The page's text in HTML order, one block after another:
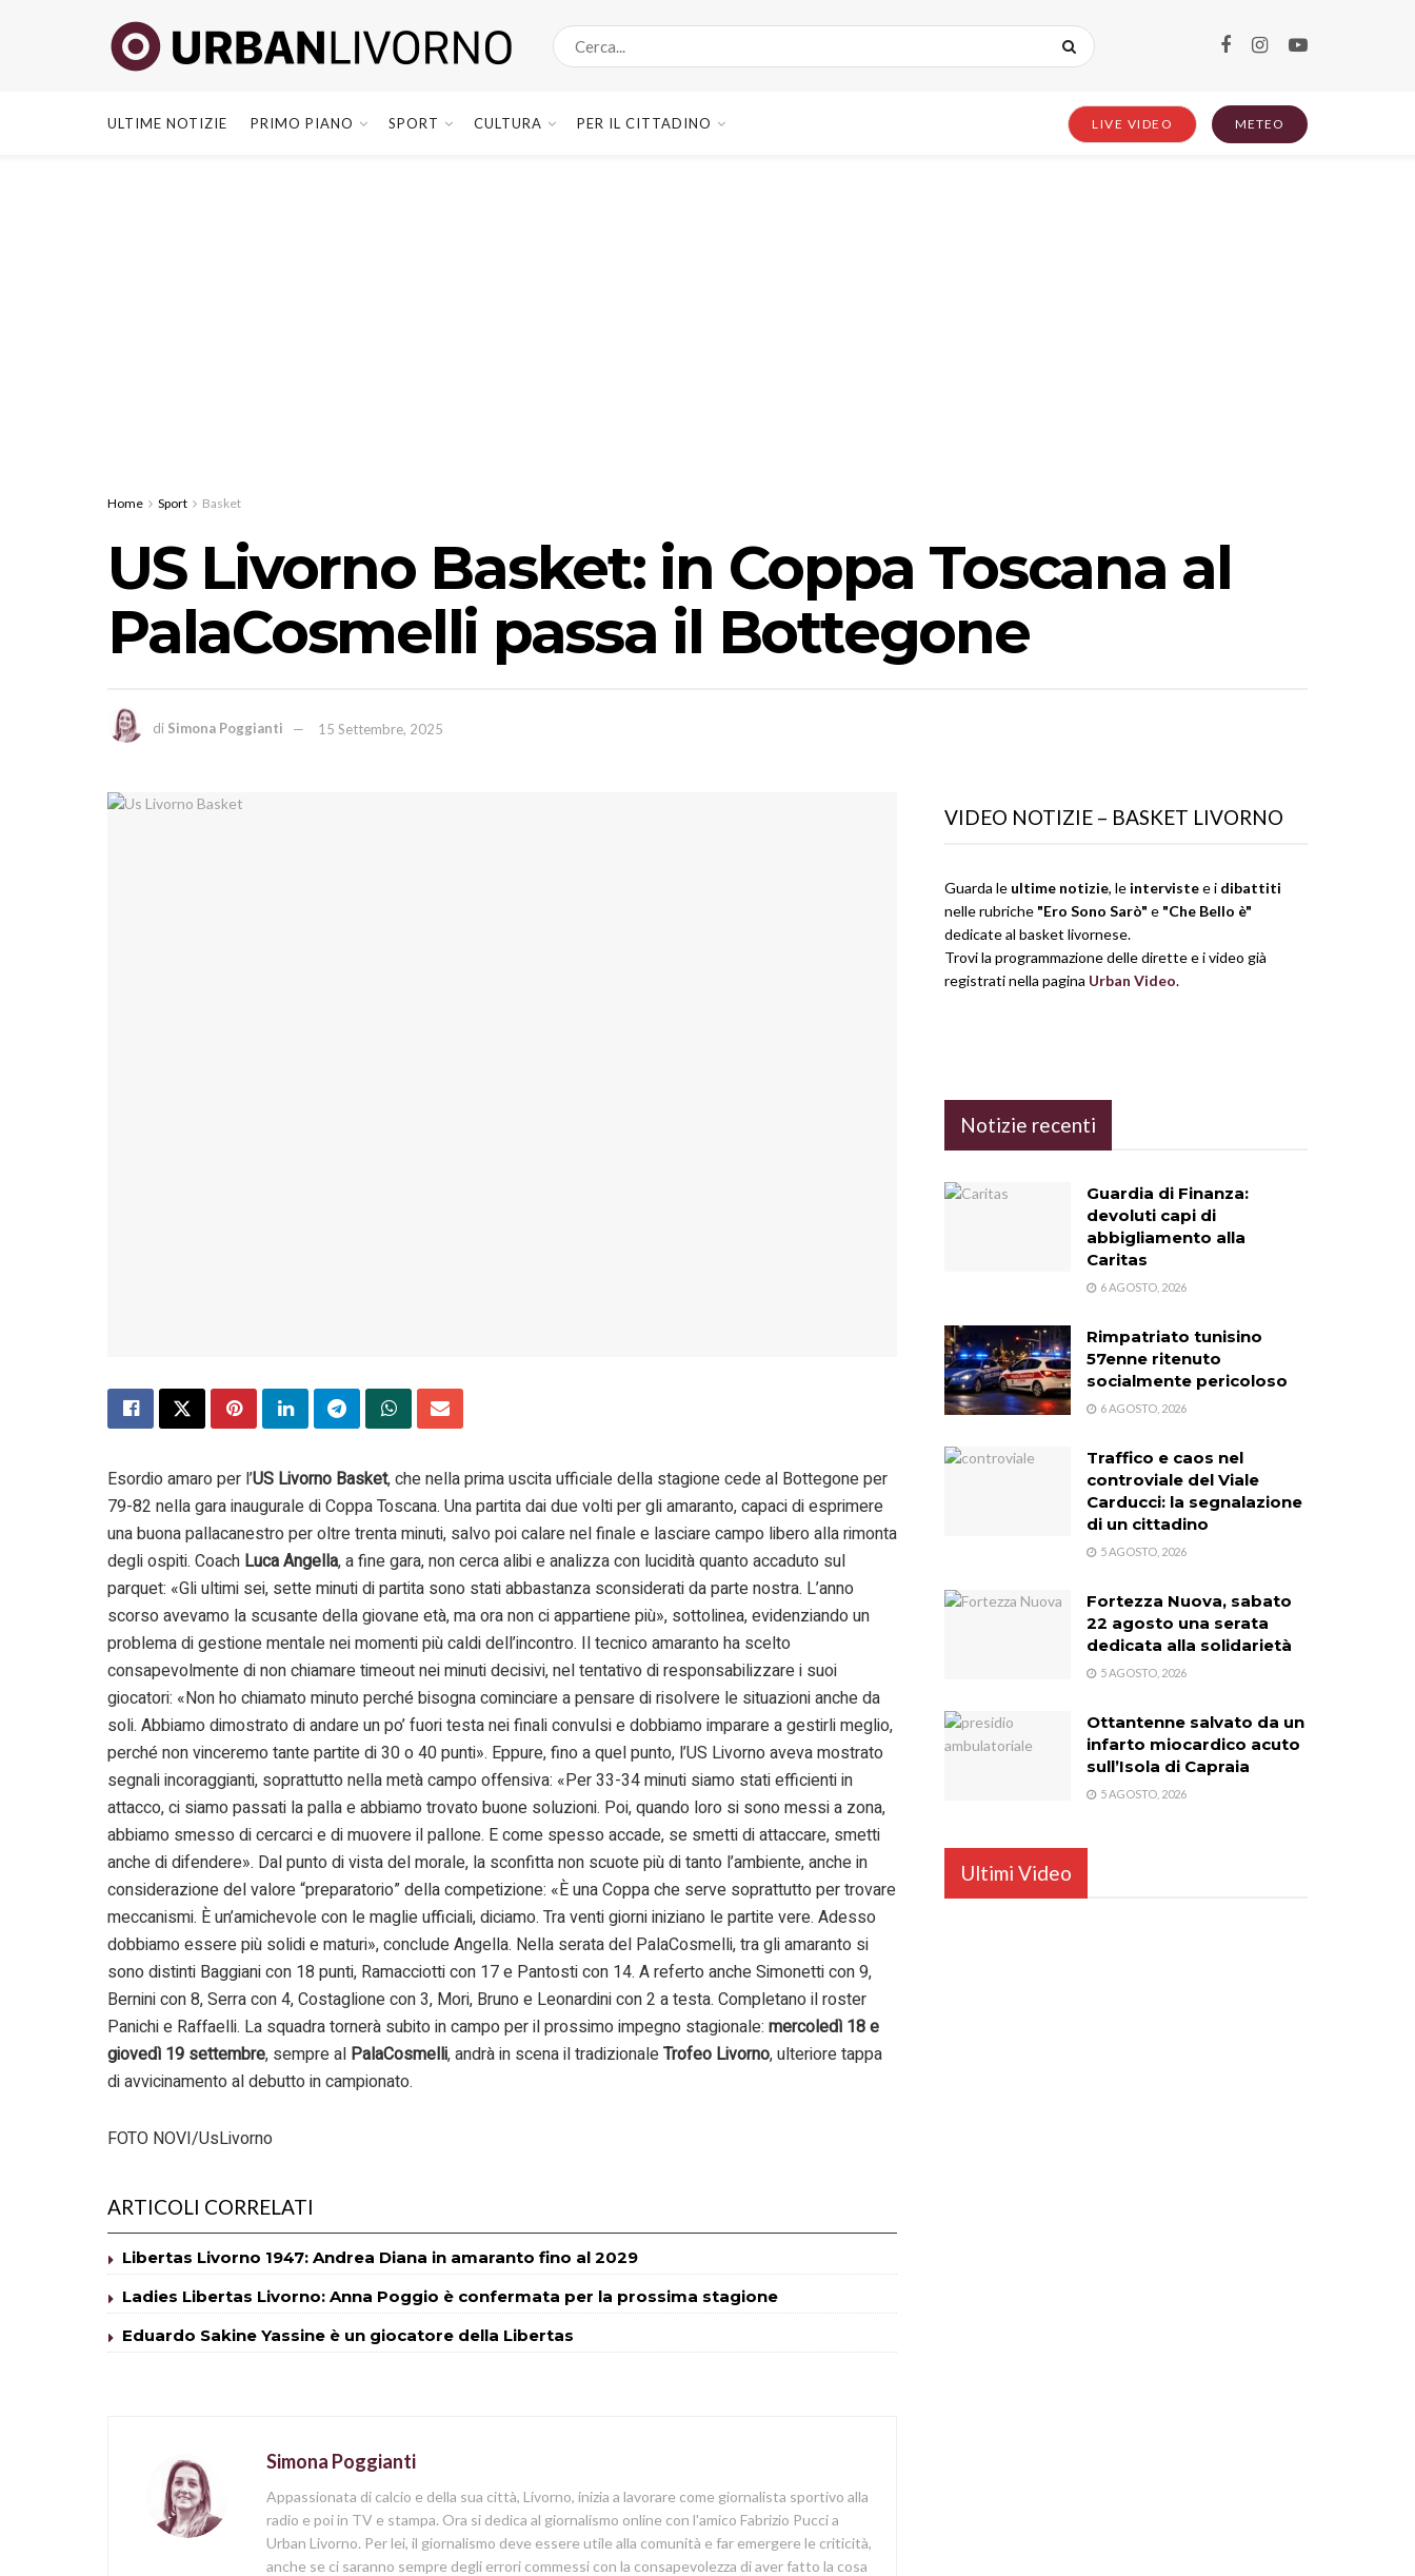
ULTIME NOTIZIE PRIMO PIANO SPORT CULTURA PER IL CITTADINO LIVE VIDEO METEO
Home Sport Basket
US Livorno Basket: in Coppa Toscana al
PalaCosmelli passa il Bottegone
di Simona Poggianti 15 Settembre, 2025
Esordio amaro per l’US Livorno Basket, che nella prima uscita ufficiale della stagione cede al Bottegone per
79-82 nella gara inaugurale di Coppa Toscana. Una partita dai due volti per gli amaranto, capaci di esprimere
una buona pallacanestro per oltre trenta minuti, salvo poi calare nel finale e lasciare campo libero alla rimonta
degli ospiti. Coach Luca Angella, a fine gara, non cerca alibi e analizza con lucidità quanto accaduto sul
parquet: «Gli ultimi sei, sette minuti di partita sono stati abbastanza sconsiderati da parte nostra. L’anno
scorso avevamo la scusante della giovane età, ma ora non ci appartiene più», sottolinea, evidenziando un
problema di gestione mentale nei momenti più caldi dell’incontro. Il tecnico amaranto ha scelto
consapevolmente di non chiamare timeout nei minuti decisivi, nel tentativo di responsabilizzare i suoi
giocatori: «Non ho chiamato minuto perché bisogna cominciare a pensare di risolvere le situazioni anche da
soli. Abbiamo dimostrato di andare un po’ fuori testa nei finali convulsi e dobbiamo imparare a gestirli meglio,
perché non vinceremo tante partite di 30 o 40 punti». Eppure, fino a quel punto, l’US Livorno aveva mostrato
segnali incoraggianti, soprattutto nella metà campo offensiva: «Per 33-34 minuti siamo stati efficienti in
attacco, ci siamo passati la palla e abbiamo trovato buone soluzioni. Poi, quando loro si sono messi a zona,
abbiamo smesso di cercarci e di muovere il pallone. E come spesso accade, se smetti di attaccare, smetti
anche di difendere». Dal punto di vista del morale, la sconfitta non scuote più di tanto l’ambiente, anche in
considerazione del valore “preparatorio” della competizione: «È una Coppa che serve soprattutto per trovare
meccanismi. È un’amichevole con le maglie ufficiali, diciamo. Tra venti giorni iniziano le partite vere. Adesso
dobbiamo essere più solidi e maturi», conclude Angella. Nella serata del PalaCosmelli, tra gli amaranto si
sono distinti Baggiani con 18 punti, Ramacciotti con 17 e Pantosti con 14. A referto anche Simonetti con 9,
Bernini con 8, Serra con 4, Costaglione con 3, Mori, Bruno e Leonardini con 2 a testa. Completano il roster
Panichi e Raffaelli. La squadra tornerà subito in campo per il prossimo impegno stagionale: mercoledì 18 e
giovedì 19 settembre, sempre al PalaCosmelli, andrà in scena il tradizionaleTrofeo Livorno, ulteriore tappa
di avvicinamento al debutto in campionato.
FOTO NOVI/UsLivorno
ARTICOLI CORRELATI
Libertas Livorno 1947: Andrea Diana in amaranto fino al 2029
Ladies Libertas Livorno: Anna Poggio è confermata per la prossima stagione
Eduardo Sakine Yassine è un giocatore della Libertas
Simona Poggianti
Appassionata di calcio e della sua città, Livorno, inizia a lavorare come giornalista sportivo alla
radio e poi in TV e stampa. Ora si dedica al giornalismo online con l'amico Fabrizio Pucci a
Urban Livorno. Per lei, il giornalismo deve essere utile alla comunità e far emergere le criticità,
anche se ci saranno sempre degli errori commessi con la consapevolezza di aver fatto la cosa
VIDEO NOTIZIE – BASKET LIVORNO
Guarda le ultime notizie, le intervistee i dibattiti
nelle rubriche "Ero Sono Sarò" e "Che Bello è"
dedicate al basket livornese.
Trovi la programmazione delle dirette e i video già
registrati nella pagina Urban Video.
Notizie recenti
Guardia di Finanza:
devoluti capi di
abbigliamento alla
Caritas
6 AGOSTO, 2026
Rimpatriato tunisino
57enne ritenuto
socialmente pericoloso
6 AGOSTO, 2026
Traffico e caos nel
controviale del Viale
Carducci: la segnalazione
di un cittadino
5 AGOSTO, 2026
Fortezza Nuova, sabato
22 agosto una serata
dedicata alla solidarietà
5 AGOSTO, 2026
Ottantenne salvato da un
infarto miocardico acuto
sull’Isola di Capraia
5 AGOSTO, 2026
Ultimi Video